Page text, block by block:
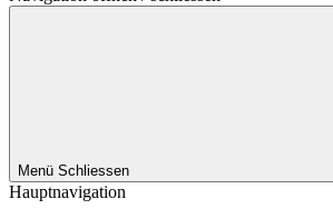
Menü Schliessen
Hauptnavigation